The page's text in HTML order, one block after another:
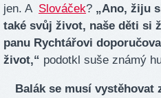
jen. A Slováček? „Ano, žiju
také svůj život, naše děti si
panu Rychtářovi
život,“ podotkl suše známý
Balák se musí vystěhovat